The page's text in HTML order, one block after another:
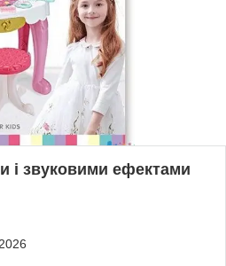
і звуковими ефектами